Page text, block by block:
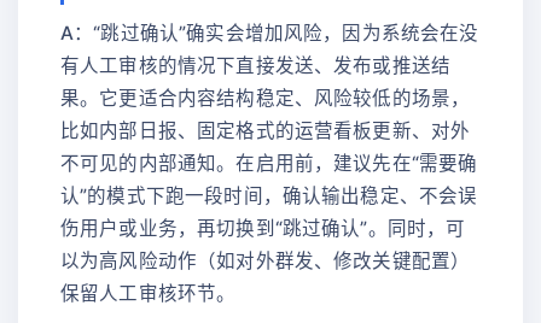
A：“跳过确认”确实会增加风险，因为系统会在没
有人工审核的情况下直接发送、发布或推送结
果。它更适合内容结构稳定、风险较低的场景，
比如内部日报、固定格式的运营看板更新、对外
不可见的内部通知。在启用前，建议先在“需要确
认”的模式下跑一段时间，确认输出稳定、不会误
伤用户或业务，再切换到“跳过确认”。同时，可
以为高风险动作（如对外群发、修改关键配置）
保留人工审核环节。